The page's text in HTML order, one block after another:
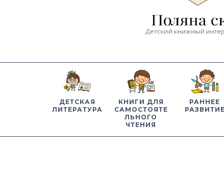
ДЕТСКАЯ
ЛИТЕРАТУРА
КНИГИ ДЛЯ
САМОСТОЯТЕ
ЛЬНОГО
ЧТЕНИЯ
РАННЕЕ
РАЗВИТИЕ